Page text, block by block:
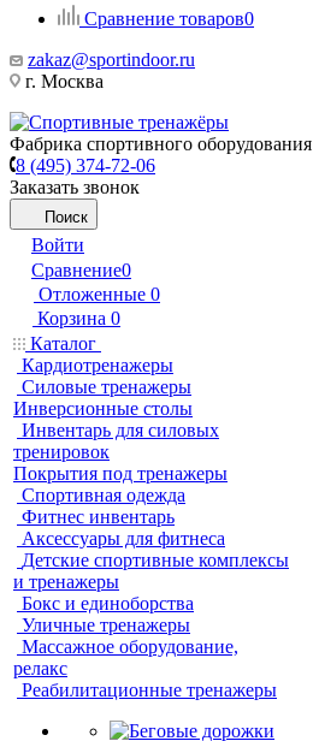
Сравнение товаров0
zakaz@sportindoor.ru
г. Москва
Фабрика спортивного оборудования
8 (495) 374-72-06
Заказать звонок
Поиск
Войти
Сравнение0
Отложенные 0
Корзина 0
Каталог
Кардиотренажеры
Силовые тренажеры
Инверсионные столы
Инвентарь для силовых
тренировок
Покрытия под тренажеры
Спортивная одежда
Фитнес инвентарь
Аксессуары для фитнеса
Детские спортивные комплексы
и тренажеры
Бокс и единоборства
Уличные тренажеры
Массажное оборудование,
релакс
Реабилитационные тренажеры